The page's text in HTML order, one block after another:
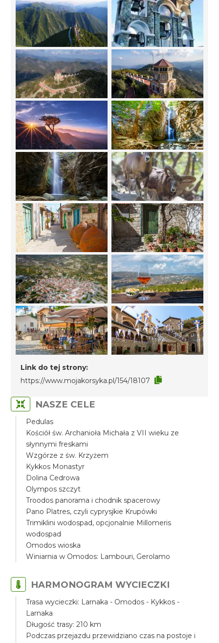
Link do tej strony:
https://www.mojakorsyka.pl/154/18107
NASZE CELE
Pedulas
Kościół św. Archanioła Michała z VII wieku ze
słynnymi freskami
Wzgórze z św. Krzyżem
Kykkos Monastyr
Dolina Cedrowa
Olympos szczyt
Troodos panorama i chodnik spacerowy
Pano Platres, czyli cyprysjkie Krupówki
Trimiklini wodospad, opcjonalnie Millomeris
wodospad
Omodos wioska
Winiarnia w Omodos: Lambouri, Gerolamo
HARMONOGRAM WYCIECZKI
Trasa wycieczki: Larnaka - Omodos - Kykkos -
Larnaka
Długość trasy: 210 km
Podczas przejazdu przewidziano czas na postoje i